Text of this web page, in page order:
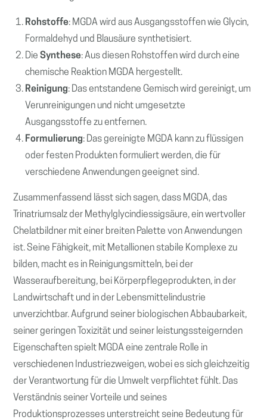
Rohstoffe: MGDA wird aus Ausgangsstoffen wie Glycin,
Formaldehyd und Blausäure synthetisiert.
DieSynthese: Aus diesen Rohstoffen wird durch eine
chemische Reaktion MGDA hergestellt.
Reinigung: Das entstandene Gemisch wird gereinigt, um
Verunreinigungen und nicht umgesetzte
Ausgangsstoffe zu entfernen.
Formulierung: Das gereinigte MGDA kann zu flüssigen
oder festen Produkten formuliert werden, die für
verschiedene Anwendungen geeignet sind.
Zusammenfassend lässt sich sagen, dass MGDA, das
Trinatriumsalz der Methylglycindiessigsäure, ein wertvoller
Chelatbildner mit einer breiten Palette von Anwendungen
ist. Seine Fähigkeit, mit Metallionen stabile Komplexe zu
bilden, macht es in Reinigungsmitteln, bei der
Wasseraufbereitung, bei Körperpflegeprodukten, in der
Landwirtschaft und in der Lebensmittelindustrie
unverzichtbar. Aufgrund seiner biologischen Abbaubarkeit,
seiner geringen Toxizität und seiner leistungssteigernden
Eigenschaften spielt MGDA eine zentrale Rolle in
verschiedenen Industriezweigen, wobei es sich gleichzeitig
der Verantwortung für die Umwelt verpflichtet fühlt. Das
Verständnis seiner Vorteile und seines
Produktionsprozesses unterstreicht seine Bedeutung für